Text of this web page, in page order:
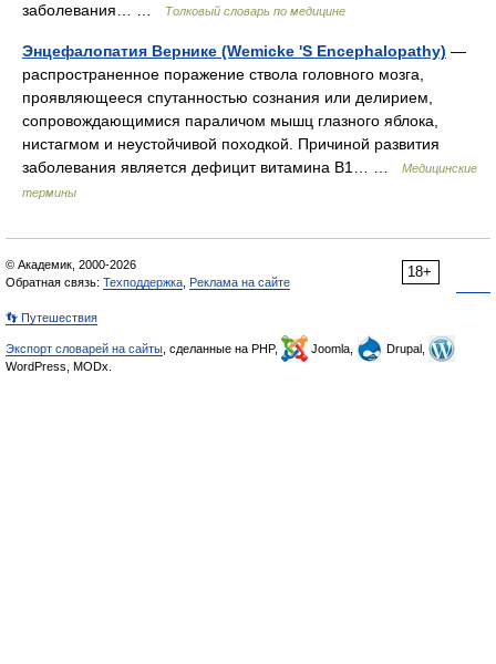
заболевания… …
Толковый словарь по медицине
Энцефалопатия Вернике (Wemicke 'S Encephalopathy) —
распространенное поражение ствола головного мозга,
проявляющееся спутанностью сознания или делирием,
сопровождающимися параличом мышц глазного яблока,
нистагмом и неустойчивой походкой. Причиной развития
заболевания является дефицит витамина В1… …
Медицинские
термины
18+
© Академик, 2000-2026
Обратная связь: Техподдержка Реклама на сайте
👣 Путешествия
Экспорт словарей на сайты , сделанные на PHP, Joomla,
Drupal,
WordPress, MODx.